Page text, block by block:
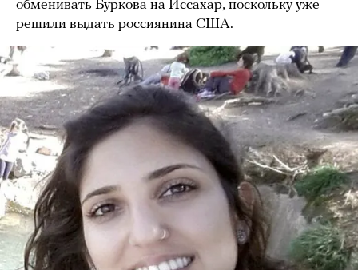
обменивать Буркова на Иссахар, поскольку уже
решили выдать россиянина США.